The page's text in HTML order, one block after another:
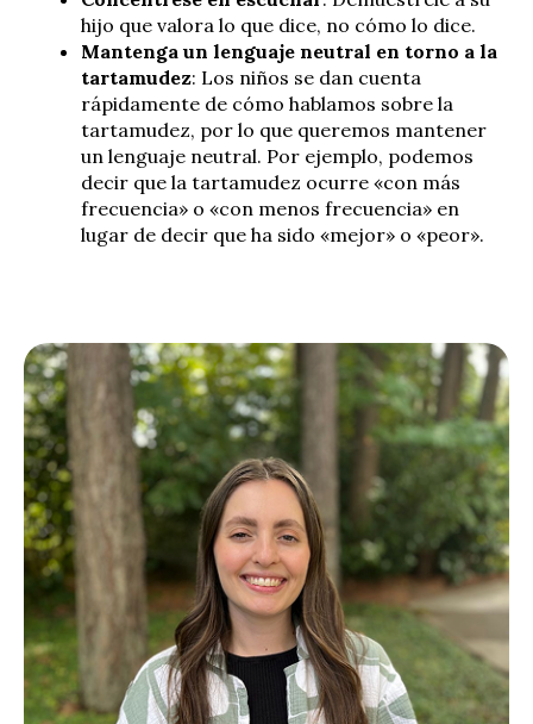
hijo que valora lo que dice, no cómo lo dice.
Mantenga un lenguaje neutral en torno a la
tartamudez: Los niños se dan cuenta
rápidamente de cómo hablamos sobre la
tartamudez, por lo que queremos mantener
un lenguaje neutral. Por ejemplo, podemos
decir que la tartamudez ocurre «con más
frecuencia» o «con menos frecuencia» en
lugar de decir que ha sido «mejor» o «peor».